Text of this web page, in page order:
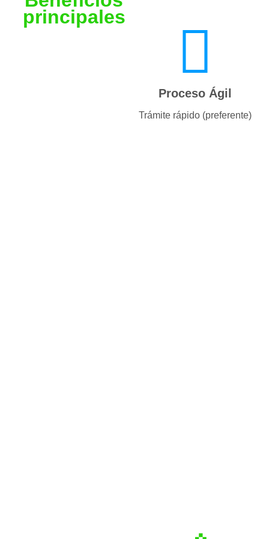
principales
Proceso Ágil
Trámite rápido (preferente)